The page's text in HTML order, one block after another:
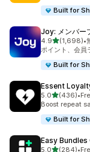
Built for
Joy: メンバー
4.95つ星中
(1,698)
合計レビュー •
ポイント、会員
Built for
Essent
5.05つ星中
(436)
合計レビュー
•
Boost repeat
Built for
Easy
5.05つ星中
(284)•